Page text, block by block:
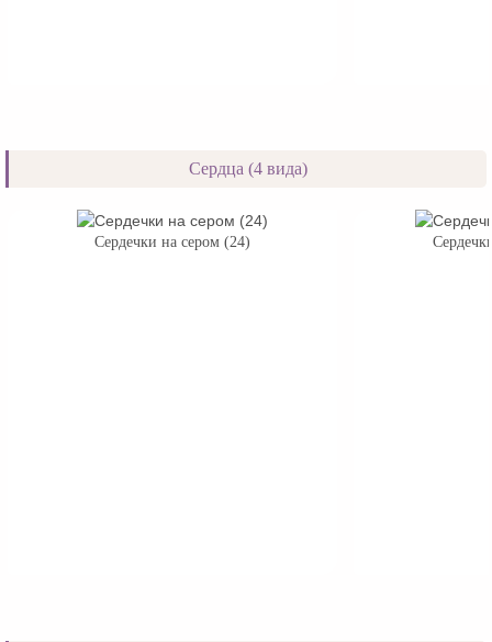
Сердца (4 вида)
Сердечки на сером (24)